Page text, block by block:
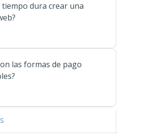
tiempo dura crear una
las formas de pago